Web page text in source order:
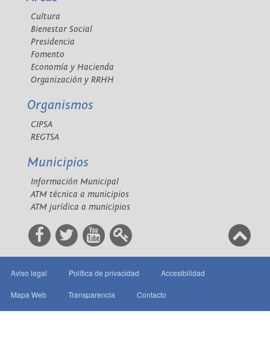
Cultura
Bienestar Social
Presidencia
Fomento
Economía y Hacienda
Organización y RRHH
Organismos
CIPSA
REGTSA
Municipios
Información Municipal
ATM técnica a municipios
ATM jurídica a municipios
Aviso legal Política de privacidad Accesibilidad
Mapa Web Transparencia Contacto